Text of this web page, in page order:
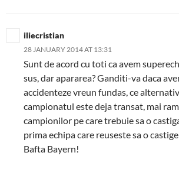
iliecristian
28 JANUARY 2014 AT 13:31
Sunt de acord cu toti ca avem
sus, dar apararea? Ganditi-va daca
accidenteze vreun fundas, ce
campionatul este deja transat, mai
campionilor pe care trebuie sa o
prima echipa care reuseste sa o
Bafta Bayern!